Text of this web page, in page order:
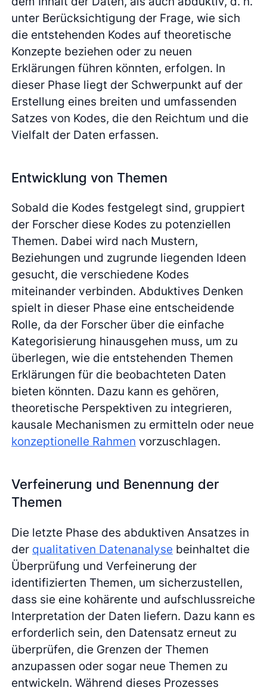
unter Berücksichtigung der Frage, wie sich
die entstehenden Kodes auf theoretische
Konzepte beziehen oder zu neuen
Erklärungen führen könnten, erfolgen. In
dieser Phase liegt der Schwerpunkt auf der
Erstellung eines breiten und umfassenden
Satzes von Kodes, die den Reichtum und die
Vielfalt der Daten erfassen.
Entwicklung von Themen
Sobald die Kodes festgelegt sind, gruppiert
der Forscher diese Kodes zu potenziellen
Themen. Dabei wird nach Mustern,
Beziehungen und zugrunde liegenden Ideen
gesucht, die verschiedene Kodes
miteinander verbinden. Abduktives Denken
spielt in dieser Phase eine entscheidende
Rolle, da der Forscher über die einfache
Kategorisierung hinausgehen muss, um zu
überlegen, wie die entstehenden Themen
Erklärungen für die beobachteten Daten
bieten könnten. Dazu kann es gehören,
theoretische Perspektiven zu integrieren,
kausale Mechanismen zu ermitteln oder neue
konzeptionelle Rahmen vorzuschlagen.
Verfeinerung und Benennung der
Themen
Die letzte Phase des abduktiven Ansatzes in
der qualitativen Datenanalyse beinhaltet die
Überprüfung und Verfeinerung der
identifizierten Themen, um sicherzustellen,
dass sie eine kohärente und aufschlussreiche
Interpretation der Daten liefern. Dazu kann es
erforderlich sein, den Datensatz erneut zu
überprüfen, die Grenzen der Themen
anzupassen oder sogar neue Themen zu
entwickeln. Während dieses Prozesses